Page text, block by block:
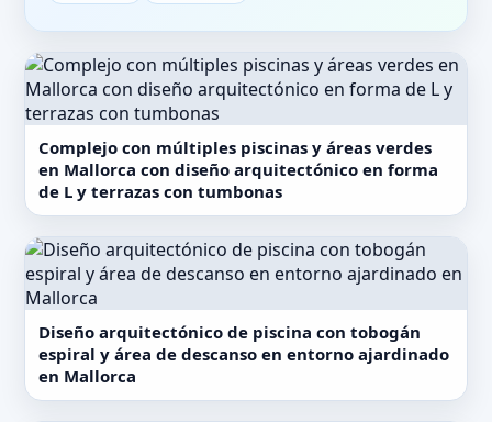
Complejo con múltiples piscinas y áreas verdes
en Mallorca con diseño arquitectónico en forma
de L y terrazas con tumbonas
Diseño arquitectónico de piscina con tobogán
espiral y área de descanso en entorno ajardinado
en Mallorca